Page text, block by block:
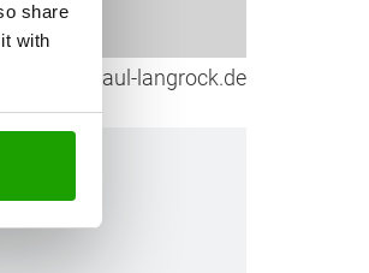
share
with
Lindner, paul-langrock.de